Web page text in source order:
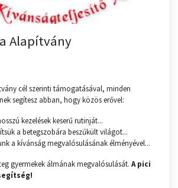
Alapítvány
cél szerinti támogatásával, minden
segítesz abban, hogy közös erővel:
kezelések keserű rutinját...
a betegszobára beszűkült világot...
a kívánság megvalósulásának élményével...
gyermekek álmának megvalósulását. A pici